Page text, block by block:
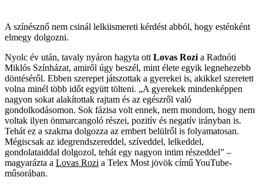
A színésznő nem csinál lelkiismereti kérdést abból, hogy esténként
elmegy dolgozni.
Nyolc év után, tavaly nyáron hagyta ott Lovas Rozi a Radnóti
Miklós Színházat, amiről úgy beszél, mint élete egyik legnehezebb
döntéséről. Ebben szerepet játszottak a gyerekei is, akikkel szeretett
volna minél több időt együtt tölteni. „A gyerekek mindenképpen
nagyon sokat alakítottak rajtam és az egészről való
gondolkodásomon. Sok fázisa volt ennek, nem mondom, hogy nem
voltak ilyen önmarcangoló részei, pozitív és negatív irányban is.
Tehát ez a szakma dolgozza az embert belülről is folyamatosan.
Mégiscsak az idegrendszereddel, szíveddel, lelkeddel,
gondolataiddal dolgozol, tehát egy nagyon intim részeddel” –
magyarázta a Lovas Rozi a Telex Most jövök című YouTube-
műsorában.